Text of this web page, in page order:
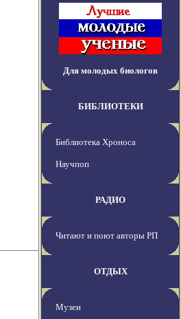
Для молодых биологов
БИБЛИОТЕКИ
Библиотека Хроноса
Научпоп
РАДИО
Читают и поют авторы РП
ОТДЫХ
Музеи